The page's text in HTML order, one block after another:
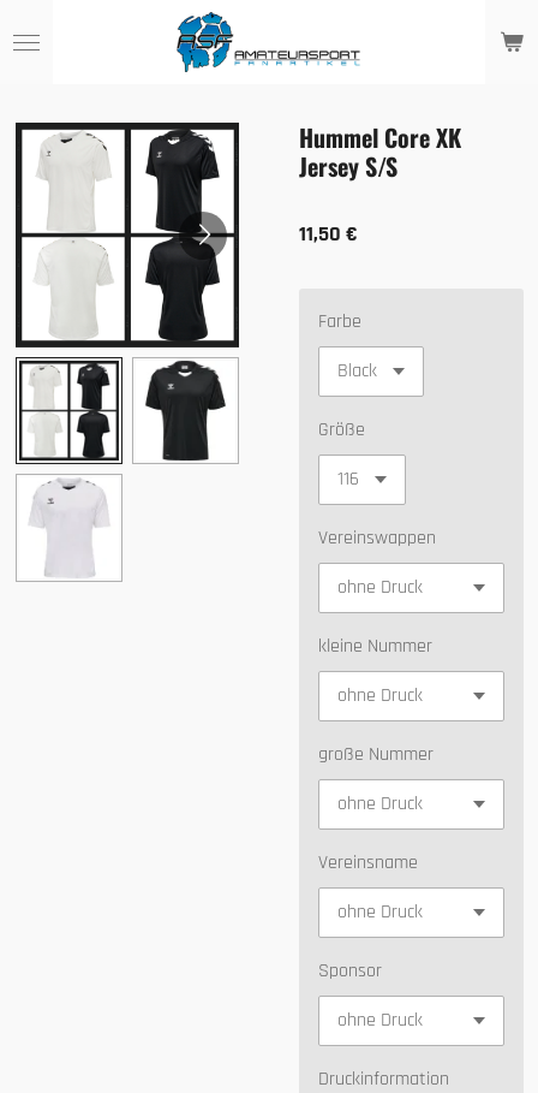
Hauptinhalt
Hummel Core XK
Jersey S/S
11,50 €
Farbe
Größe
Vereinswappen
kleine Nummer
große Nummer
Vereinsname
Sponsor
Druckinformation